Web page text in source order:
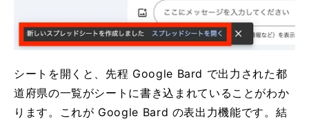
シートを開くと、先程 Google Bard で出力された都
道府県の一覧がシートに書き込まれていることがわか
ります。これが Google Bard の表出力機能です。結